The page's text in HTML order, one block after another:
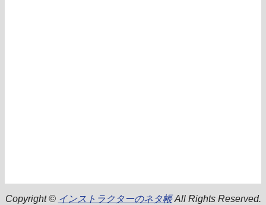
Copyright © インストラクターのネタ帳All Rights Reserved.